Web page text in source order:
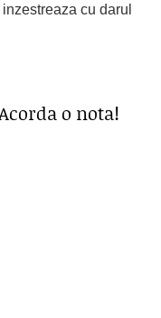
cu darul
o nota!